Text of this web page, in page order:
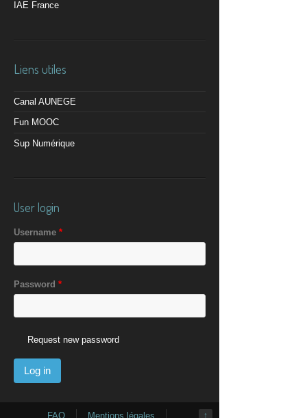
IAE France
Liens utiles
Canal AUNEGE
Fun MOOC
Sup Numérique
User login
Username *
Password *
Request new password
↑
FAQ Mentions légales